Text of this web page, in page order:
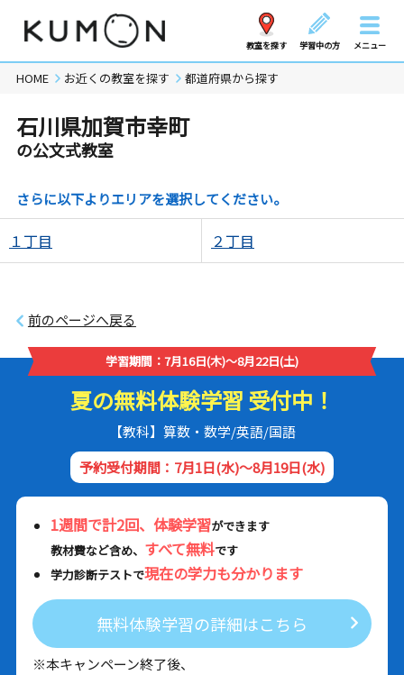
教室を探す 学習中の方 メニュー
HOME お近くの教室を探す 都道府県から探す
石川県加賀市幸町
の公文式教室
さらに以下よりエリアを選択してください。
１丁目 ２丁目
前のページへ戻る
学習期間：7月16日(木)～8月22日(土)
夏の無料体験学習 受付中！
【教科】算数・数学/英語/国語
予約受付期間：7月1日(水)～8月19日(水)
1週間で計2回、体験学習ができます
教材費など含め、 すべて無料です
学力診断テストで現在の学力も分かります
無料体験学習の詳細はこちら
※本キャンペーン終了後、